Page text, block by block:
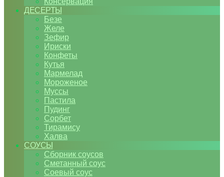
ДЕСЕРТЫ
Безе
Желе
Зефир
Ириски
Конфеты
Кутья
Мармелад
Мороженое
Муссы
Пастила
Пудинг
Сорбет
Тирамису
Халва
СОУСЫ
Сборник соусов
Сметанный соус
Соевый соус